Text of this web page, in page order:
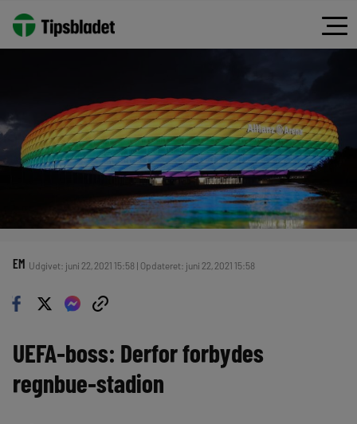
EM Udgivet: juni 22, 2021 15:58 | Opdateret: juni 22, 2021 15:58
UEFA-boss: Derfor forbydes
regnbue-stadion